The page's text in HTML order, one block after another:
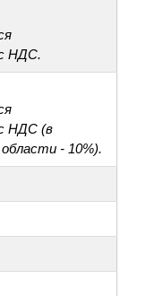
НДС.
НДС (в
- 10%).